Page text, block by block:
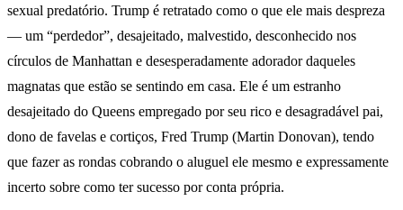
sexual predatório. Trump é retratado como o que ele mais despreza
— um “perdedor”, desajeitado, malvestido, desconhecido nos
círculos de Manhattan e desesperadamente adorador daqueles
magnatas que estão se sentindo em casa. Ele é um estranho
desajeitado do Queens empregado por seu rico e desagradável pai,
dono de favelas e cortiços, Fred Trump (Martin Donovan), tendo
que fazer as rondas cobrando o aluguel ele mesmo e expressamente
incerto sobre como ter sucesso por conta própria.